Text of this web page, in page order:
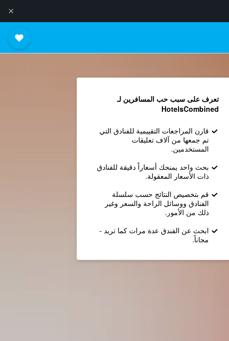
تعرف على سبب حب المسافرين لـ
HotelsCombined
قارن المراجعات التقييمية للفنادق التي
تم جمعها من آلاف تعليقات
المستخدمين.
بحث واحد يمنحك أسعاراً دقيقة للفنادق
ذات الأسعار المعقولة.
قم بتخصيص النتائج حسب سلسلة
الفنادق ووسائل الراحة والسعر وغير
ذلك من الأمور.
ابحث عن الفندق عدة مرات كما تريد -
مجاناً.